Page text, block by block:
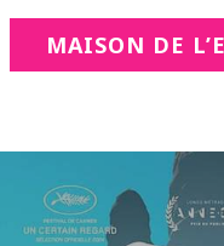
MAISON DE